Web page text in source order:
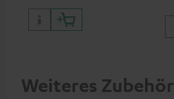
Weiteres Zubehör